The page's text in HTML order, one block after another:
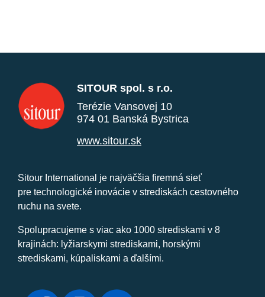
SITOUR spol. s r.o.
Terézie Vansovej 10
974 01 Banská Bystrica
www.sitour.sk
Sitour International je najväčšia firemná sieť
pre technologické inovácie v strediskách cestovného
ruchu na svete.
Spolupracujeme s viac ako 1000 strediskami v 8
krajinách: lyžiarskymi strediskami, horskými
strediskami, kúpaliskami a ďalšími.